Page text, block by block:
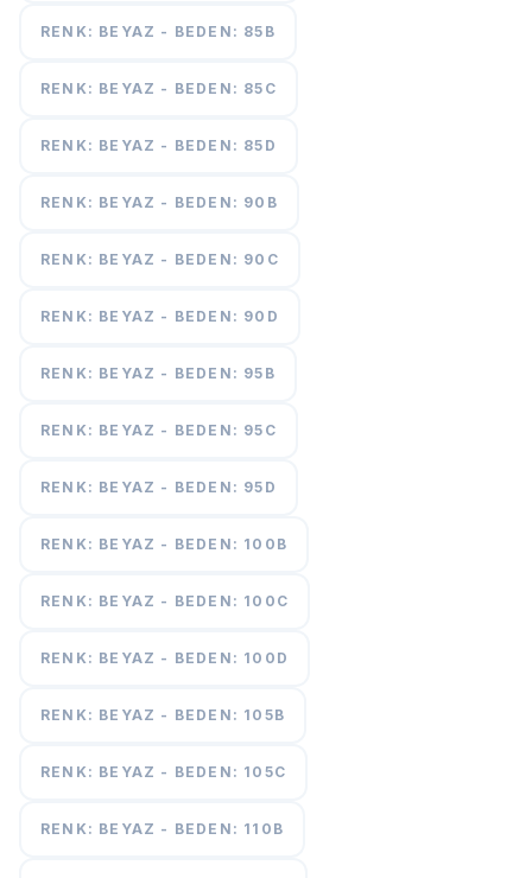
RENK: BEYAZ - BEDEN: 85B
RENK: BEYAZ - BEDEN: 85C
RENK: BEYAZ - BEDEN: 85D
RENK: BEYAZ - BEDEN: 90B
RENK: BEYAZ - BEDEN: 90C
RENK: BEYAZ - BEDEN: 90D
RENK: BEYAZ - BEDEN: 95B
RENK: BEYAZ - BEDEN: 95C
RENK: BEYAZ - BEDEN: 95D
RENK: BEYAZ - BEDEN: 100B
RENK: BEYAZ - BEDEN: 100C
RENK: BEYAZ - BEDEN: 100D
RENK: BEYAZ - BEDEN: 105B
RENK: BEYAZ - BEDEN: 105C
RENK: BEYAZ - BEDEN: 110B